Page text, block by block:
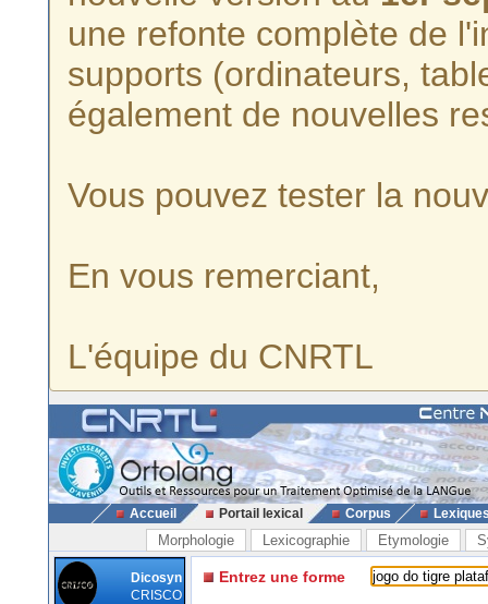
une refonte complète de
supports (ordinateurs,
également de nouvelles
Vous pouvez tester la
En vous remerciant,
L'équipe du CNRTL
Accueil Portail lexical Corpus
Morphologie Lexicographie Etymologie
Dicosyn
CRISCO
Entrez une forme